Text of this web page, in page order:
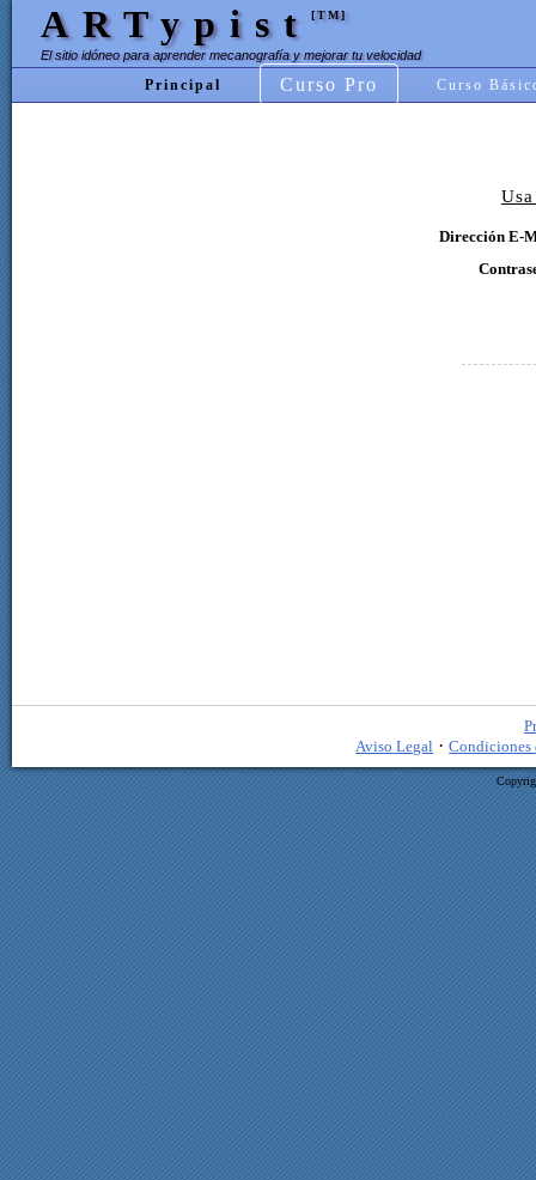
ARTypist [TM]
El sitio idóneo para aprender mecanografía y mejorar tu velocidad
Principal Curso Pro Curso
Dirección E-
Aviso Legal ·Condiciones